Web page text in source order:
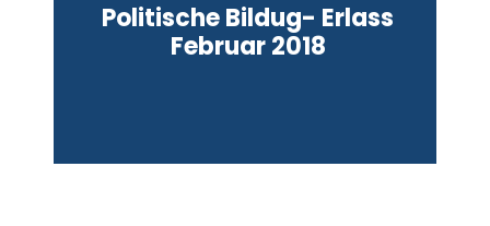
Politische Bildug- Erlass
Februar 2018